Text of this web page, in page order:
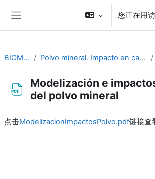
您正在用
BIOMETEOROLOGÍA Polvo mineral. Impacto en calidad del aire y salud. Modelización. Gerardo García-Castrillo
Modelización e
del polvo mineral
点击ModelizacionImpactosPolvo.pdf链接查